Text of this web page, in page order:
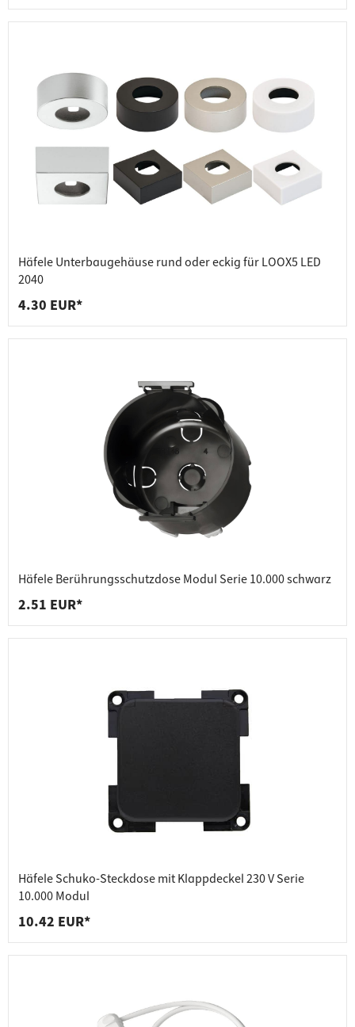
Häfele Unterbaugehäuse rund oder eckig für LOOX5 LED
2040
4.30 EUR*
Häfele Berührungsschutzdose Modul Serie 10.000 schwarz
2.51 EUR*
Häfele Schuko-Steckdose mit Klappdeckel 230 V Serie
10.000 Modul
10.42 EUR*